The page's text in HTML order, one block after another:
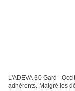
L'ADEVA 30 Gard -
adhérents. Malgré les